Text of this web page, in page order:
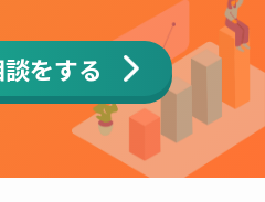
をする